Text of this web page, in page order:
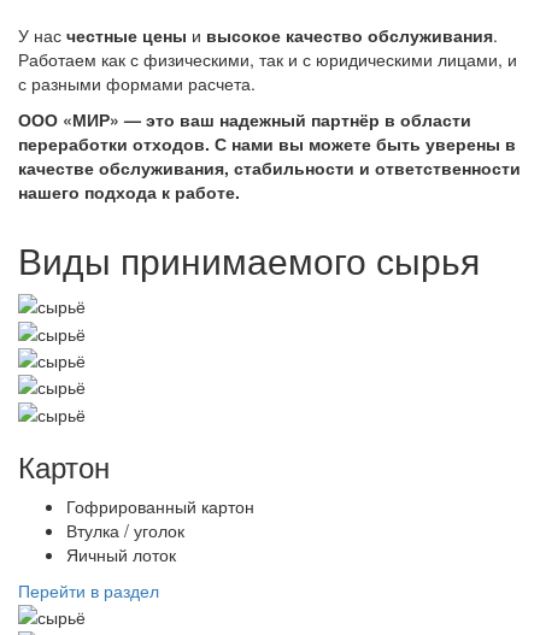
У нас честные цены и высокое качество обслуживания.
Работаем как с физическими, так и с юридическими лицами, и
с разными формами расчета.
ООО «МИР» — это ваш надежный партнёр в области
переработки отходов. С нами вы можете быть уверены в
качестве обслуживания, стабильности и ответственности
нашего подхода к работе.
Виды принимаемого сырья
Картон
Гофрированный картон
Втулка / уголок
Яичный лоток
Перейти в раздел